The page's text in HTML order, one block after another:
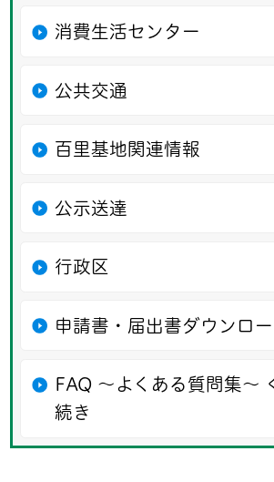
消費生活センター
公共交通
百里基地関連情報
公示送達
行政区
申請書・届出書ダウンロ
FAQ ～よくある質問集～
続き